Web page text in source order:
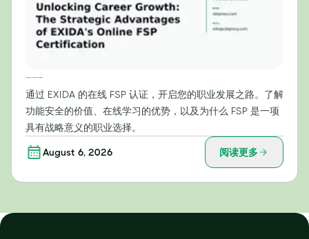
通过 EXIDA 的在线 FSP 认证，开启您的职业发展之路。了解
功能安全的价值、在线学习的优势，以及为什么 FSP 是一项
具有战略意义的职业选择。
August 6, 2026 阅读更多